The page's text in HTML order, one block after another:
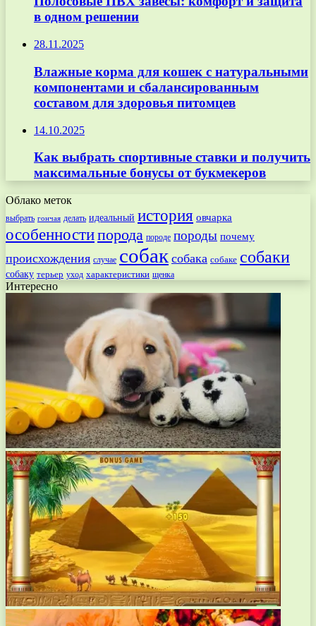
в одном решении
28.11.2025
Влажные корма для кошек с натуральными
компонентами и сбалансированным
составом для здоровья питомцев
14.10.2025
Как выбрать спортивные ставки и получить
максимальные бонусы от букмекеров
Облако меток
выбрать гончая делать идеальный история овчарка
особенностипорода породе породы почему
происхождения случае собак собака собаке собаки
собаку терьер уход характеристики щенка
Интересно